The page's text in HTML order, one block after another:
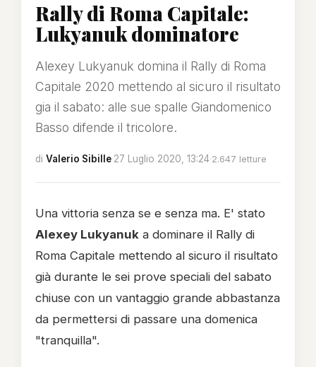
Rally di Roma Capitale:
Lukyanuk dominatore
Alexey Lukyanuk domina il Rally di Roma
Capitale 2020 mettendo al sicuro il risultato
gia il sabato: alle sue spalle Giandomenico
Basso difende il tricolore.
di Valerio Sibille·27 Luglio 2020, 13:24·2.647 letture
Una vittoria senza se e senza ma. E' stato
Alexey Lukyanuk a dominare il Rally di
Roma Capitale mettendo al sicuro il risultato
già durante le sei prove speciali del sabato
chiuse con un vantaggio grande abbastanza
da permettersi di passare una domenica
"tranquilla".